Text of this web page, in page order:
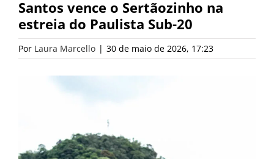
Santos vence o Sertãozinho na
estreia do Paulista Sub-20
Por Laura Marcello | 30 de maio de 2026, 17:23